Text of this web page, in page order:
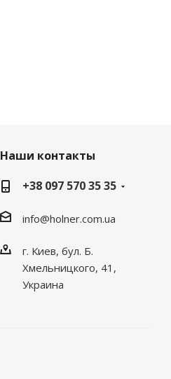
Наши контакты
+38 097 570 35 35
info@holner.com.ua
г. Киев, бул. Б.
Хмельницкого, 41,
Украина